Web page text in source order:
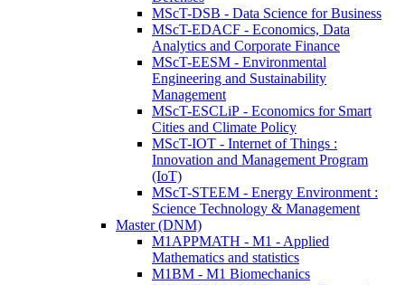
MScT-DSB - Data Science for Business
MScT-EDACF - Economics, Data
Analytics and Corporate Finance
MScT-EESM - Environmental
Engineering and Sustainability
Management
MScT-ESCLiP - Economics for Smart
Cities and Climate Policy
MScT-IOT - Internet of Things :
Innovation and Management Program
(IoT)
MScT-STEEM - Energy Environment :
Science Technology & Management
Master (DNM)
M1APPMATH - M1 - Applied
Mathematics and statistics
M1BM - M1 Biomechanics